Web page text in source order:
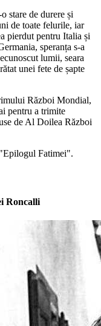
stare de durere și
de toate felurile, iar
pierdut pentru Italia și
speranța s-a
lumii, seara
unei fete de șapte
Război Mondial,
pentru a trimite
de Al Doilea Război
Fatimei".
Roncalli